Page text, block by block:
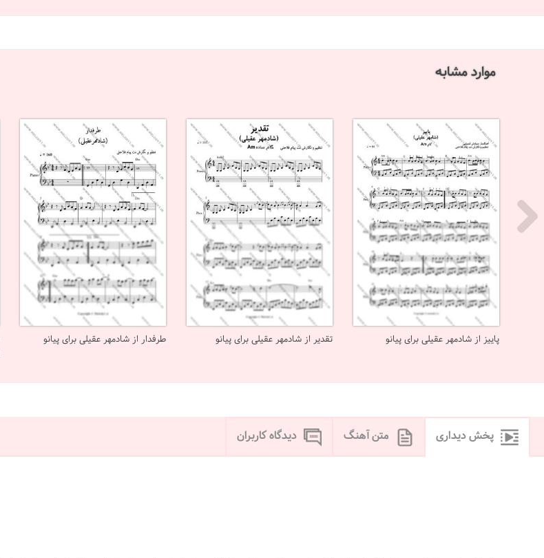
موارد مشابه
پاییز از شادمهر عقیلی برای پیانو تقدیر از شادمهر عقیلی برای پیانو طرفدار از شادمهر عقیلی برای پیانو
پخش دیداری متن آهنگ دیدگاه کاربران